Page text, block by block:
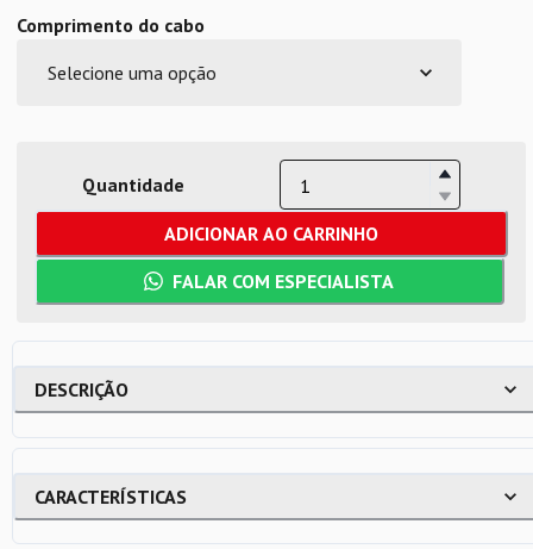
Comprimento do cabo
Quantidade
ADICIONAR AO CARRINHO
FALAR COM ESPECIALISTA
DESCRIÇÃO
CARACTERÍSTICAS